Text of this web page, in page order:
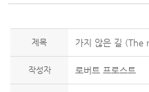
제목 가지 않은 길
작성자 로버트 프로스트